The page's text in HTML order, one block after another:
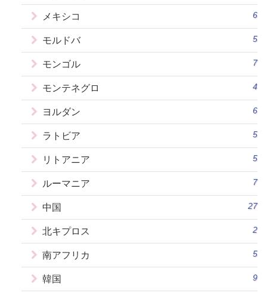
メキシコ 6
モルドバ 5
モンゴル 7
モンテネグロ 4
ヨルダン 6
ラトビア 5
リトアニア 5
ルーマニア 7
中国 27
北キプロス 2
南アフリカ 5
韓国 9